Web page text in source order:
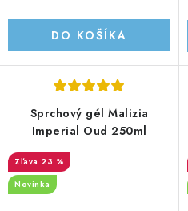
DO KOŠÍKA
Sprchový gél Malizia
Imperial Oud 250ml
23 %
Novinka